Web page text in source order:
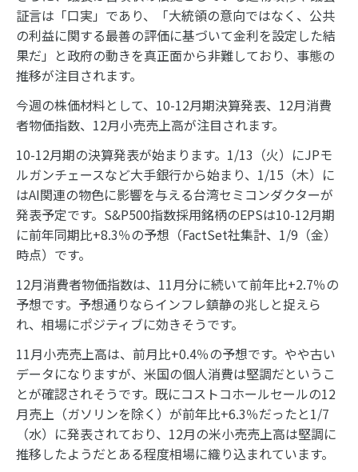
証言は「口実」であり、「大統領の意向ではなく、公共
の利益に関する最善の評価に基づいて金利を設定した結
果だ」と政府の動きを真正面から非難しており、事態の
推移が注目されます。
今週の株価材料として、10-12月期決算発表、12月消費
者物価指数、12月小売売上高が注目されます。
10-12月期の決算発表が始まります。1/13（火）にJPモ
ルガンチェースなど大手銀行から始まり、1/15（木）に
はAI関連の物色に影響を与える台湾セミコンダクターが
発表予定です。S&P500指数採用銘柄のEPSは10-12月期
に前年同期比+8.3％の予想（FactSet社集計、1/9（金）
時点）です。
12月消費者物価指数は、11月分に続いて前年比+2.7％の
予想です。予想通りならインフレ鎮静の兆しと捉えら
れ、相場にポジティブに効きそうです。
11月小売売上高は、前月比+0.4％の予想です。やや古い
データになりますが、米国の個人消費は堅調だというこ
とが確認されそうです。既にコストコホールセールの12
月売上（ガソリンを除く）が前年比+6.3％だったと1/7
（水）に発表されており、12月の米小売売上高は堅調に
推移したようだとある程度相場に織り込まれています。